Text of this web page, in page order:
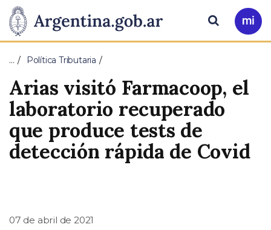
Presidencia
de
Nación
Pasar al contenido principal
Ir
a
Buscar
… Política Tributaria
Arias visitó Farmacoop, el
laboratorio recuperado
que produce tests de
detección rápida de Covid
07 de abril de 2021